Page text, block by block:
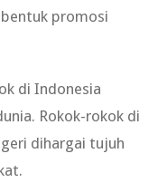
promosi
di Indonesia
Rokok-rokok di
dihargai tujuh